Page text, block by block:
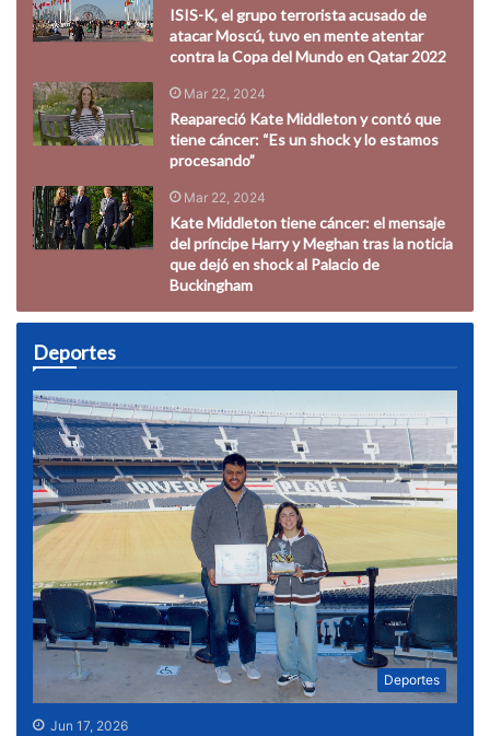
ISIS-K, el grupo terrorista acusado de
atacar Moscú, tuvo en mente atentar
contra la Copa del Mundo en Qatar 2022
Mar 22, 2024
Reapareció Kate Middleton y contó que
tiene cáncer: “Es un shock y lo estamos
procesando”
Mar 22, 2024
Kate Middleton tiene cáncer: el mensaje
del príncipe Harry y Meghan tras la noticia
que dejó en shock al Palacio de
Buckingham
Deportes
Deportes
Jun 17, 2026